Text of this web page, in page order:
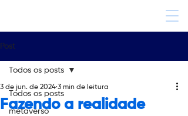
Post
Todos os posts
metaverso
Todos os posts
Fazendo a realidade
3 de jun. de 2024 3 min de leitura